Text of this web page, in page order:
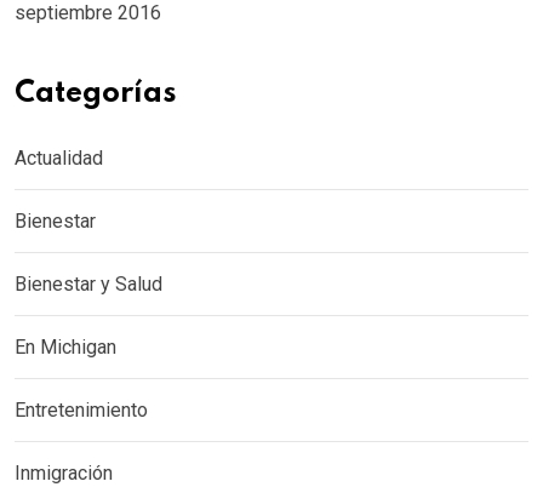
septiembre 2016
Categorías
Actualidad
Bienestar
Bienestar y Salud
En Michigan
Entretenimiento
Inmigración